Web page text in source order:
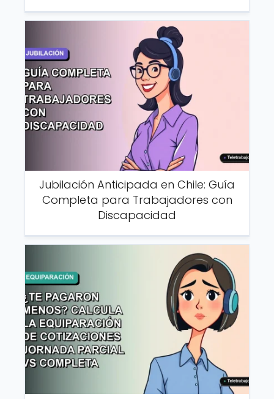
Jubilación Anticipada en Chile: Guía
Completa para Trabajadores con
Discapacidad